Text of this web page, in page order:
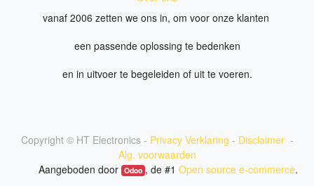
vanaf 2006 zetten we ons in, om voor onze klanten
een passende oplossing te bedenken
en in uitvoer te begeleiden of uit te voeren.
Copyright © HT Electronics - Privacy Verklaring - Disclaimer -
Alg. voorwaarden
Aangeboden door Odoo , de #1 Open source e-commerce.